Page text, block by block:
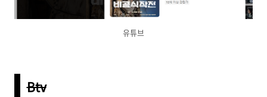
유튜브
Btv